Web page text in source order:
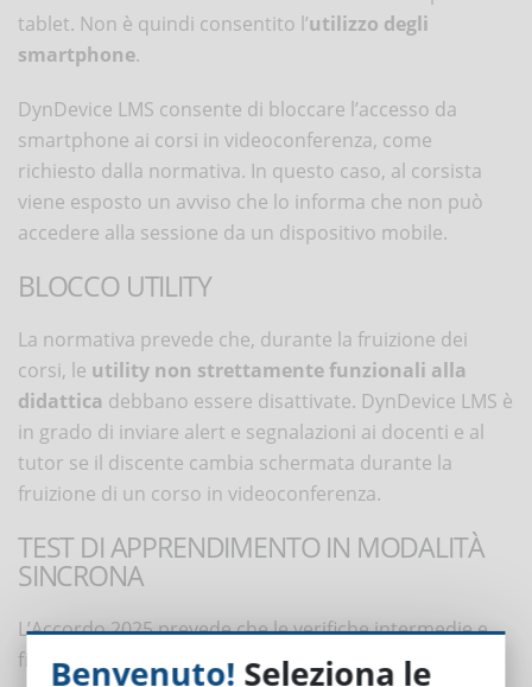
tablet. Non è quindi consentito l’utilizzo degli
smartphone.
DynDevice LMS consente di bloccare l’accesso da
smartphone ai corsi in videoconferenza, come
richiesto dalla normativa. In questo caso, al corsista
viene esposto un avviso che lo informa che non può
accedere alla sessione da un dispositivo mobile.
BLOCCO UTILITY
La normativa prevede che, durante la fruizione dei
corsi, le utility non strettamente funzionali alla
didattica debbano essere disattivate. DynDevice LMS è
in grado di inviare alert e segnalazioni ai docenti e al
tutor se il discente cambia schermata durante la
fruizione di un corso in videoconferenza.
TEST DI APPRENDIMENTO IN MODALITÀ
SINCRONA
L’Accordo 2025 prevede che le verifiche intermedie e
finali dei corsi in videoconferenza vengano svolte in
Benvenuto! Seleziona le